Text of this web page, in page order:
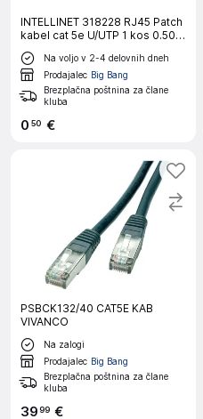
INTELLINET 318228 RJ45 Patch
kabel cat 5e U/UTP 1 kos 0.50
m omrežni kabel siv
Na voljo v 2-4 delovnih dneh
Prodajalec Big Bang
Brezplačna poštnina za člane
kluba
0 50 €
PSBCK132/40 CAT5E KAB
VIVANCO
Na zalogi
Prodajalec Big Bang
Brezplačna poštnina za člane
kluba
3999 €